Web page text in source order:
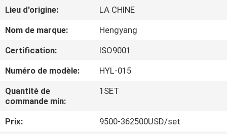
AU
SUJET
DE
VISITE
Lieu d'origine:
LA CHINE
Nom de marque:
Hengyang
Certification:
ISO9001
Numéro de modèle:
HYL-015
Quantité de
commande min:
1SET
Prix:
9500-362500USD/set